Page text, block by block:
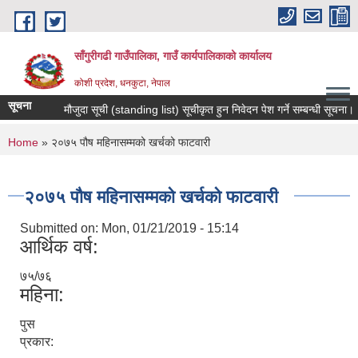
Skip to main content
साँगुरीगढी गाउँपालिका, गाउँ कार्यपालिकाको कार्यालय
कोशी प्रदेश, धनकुटा, नेपाल
सूचना मौजुदा सूची (standing list) सूचीकृत हुन निवेदन पेश गर्ने सम्बन्धी सूचना।
You are here
Home » २०७५ पौष महिनासम्मको खर्चको फाटवारी
२०७५ पौष महिनासम्मको खर्चको फाटवारी
Submitted on: Mon, 01/21/2019 - 15:14
आर्थिक वर्ष:
७५/७६
महिना:
पुस
प्रकार: